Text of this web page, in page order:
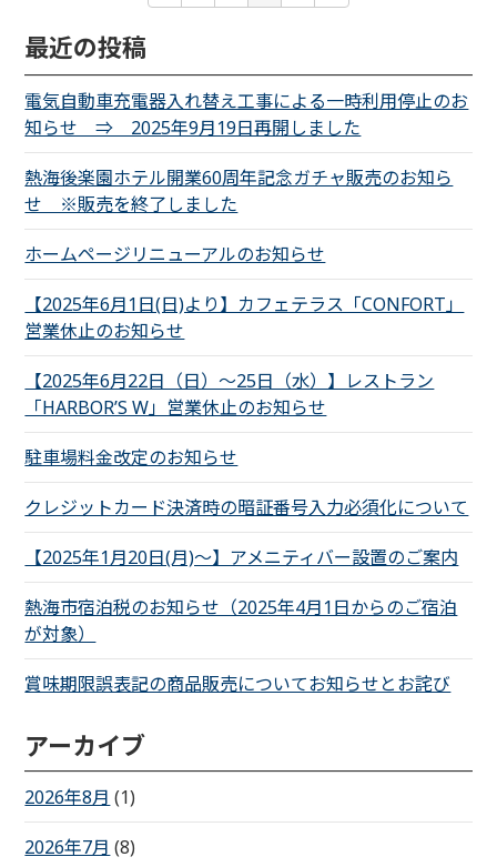
最近の投稿
電気自動車充電器入れ替え工事による一時利用停止のお
知らせ ⇒ 2025年9月19日再開しました
熱海後楽園ホテル開業60周年記念ガチャ販売のお知ら
せ ※販売を終了しました
ホームページリニューアルのお知らせ
【2025年6月1日(日)より】カフェテラス「CONFORT」
営業休止のお知らせ
【2025年6月22日（日）～25日（水）】レストラン
「HARBOR’S W」営業休止のお知らせ
駐車場料金改定のお知らせ
クレジットカード決済時の暗証番号入力必須化について
【2025年1月20日(月)～】アメニティバー設置のご案内
熱海市宿泊税のお知らせ（2025年4月1日からのご宿泊
が対象）
賞味期限誤表記の商品販売についてお知らせとお詫び
アーカイブ
2026年8月 (1)
2026年7月 (8)